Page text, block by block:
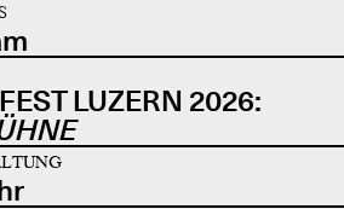
LUZERN 2026: